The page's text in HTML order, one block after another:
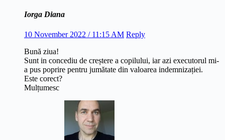
Iorga Diana
10 November 2022 / 11:15 AM Reply
Bună ziua!
Sunt in concediu de creștere a copilului, iar azi executorul mi-
a pus poprire pentru jumătate din valoarea indemnizației.
Este corect?
Mulțumesc